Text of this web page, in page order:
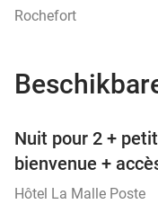
Rochefort
Nuit pour 2 +
bienvenue +
Hôtel La Malle Poste